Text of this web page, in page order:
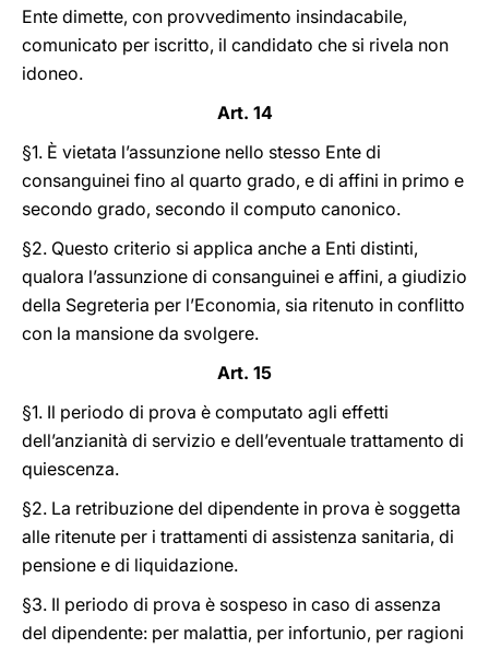
Ente dimette, con provvedimento insindacabile,
comunicato per iscritto, il candidato che si rivela non
idoneo.
Art. 14
§1. È vietata l’assunzione nello stesso Ente di
consanguinei fino al quarto grado, e di affini in primo e
secondo grado, secondo il computo canonico.
§2. Questo criterio si applica anche a Enti distinti,
qualora l’assunzione di consanguinei e affini, a giudizio
della Segreteria per l’Economia, sia ritenuto in conflitto
con la mansione da svolgere.
Art. 15
§1. Il periodo di prova è computato agli effetti
dell’anzianità di servizio e dell’eventuale trattamento di
quiescenza.
§2. La retribuzione del dipendente in prova è soggetta
alle ritenute per i trattamenti di assistenza sanitaria, di
pensione e di liquidazione.
§3. Il periodo di prova è sospeso in caso di assenza
del dipendente: per malattia, per infortunio, per ragioni